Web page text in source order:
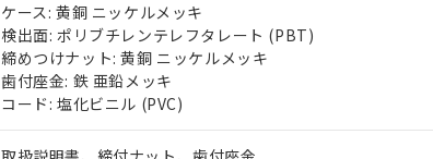
ケース: 黄銅 ニッケルメッキ
検出面: ポリブチレンテレフタレート (PBT)
締めつけナット: 黄銅 ニッケルメッキ
歯付座金: 鉄 亜鉛メッキ
コード: 塩化ビニル (PVC)